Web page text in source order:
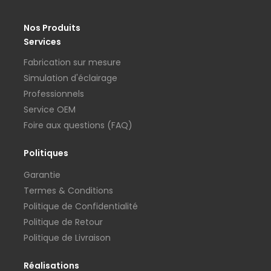
Nos Produits
Services
Fabrication sur mesure
Simulation d'éclairage
Professionnels
Service OEM
Foire aux questions (FAQ)
Politiques
Garantie
Termes & Conditions
Politique de Confidentialité
Politique de Retour
Politique de Livraison
Réalisations